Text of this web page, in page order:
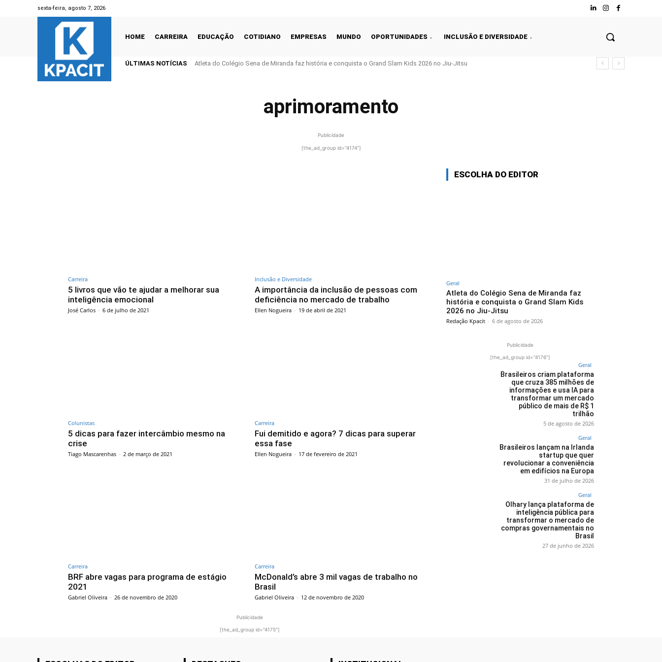
sexta-feira, agosto 7, 2026
HOME CARREIRA EDUCAÇÃO COTIDIANO EMPRESAS MUNDO OPORTUNIDADES INCLUSÃO E DIVERSIDADE
ÚLTIMAS NOTÍCIAS Atleta do Colégio Sena de Miranda faz história e conquista o Grand Slam Kids 2026 no Jiu-Jitsu
aprimoramento
Publicidade
[the_ad_group id="4174"]
Carreira
5 livros que vão te ajudar a melhorar sua
inteligência emocional
José Carlos - 6 de julho de 2021
Inclusão e Diversidade
A importância da inclusão de pessoas com
deficiência no mercado de trabalho
Ellen Nogueira - 19 de abril de 2021
Colunistas
5 dicas para fazer intercâmbio mesmo na
crise
Tiago Mascarenhas - 2 de março de 2021
Carreira
Fui demitido e agora? 7 dicas para superar
essa fase
Ellen Nogueira - 17 de fevereiro de 2021
Carreira
BRF abre vagas para programa de estágio
2021
Gabriel Oliveira - 26 de novembro de 2020
Carreira
McDonald’s abre 3 mil vagas de trabalho no
Brasil
Gabriel Oliveira - 12 de novembro de 2020
Publicidade
[the_ad_group id="4175"]
ESCOLHA DO EDITOR
Geral
Atleta do Colégio Sena de Miranda faz
história e conquista o Grand Slam Kids
2026 no Jiu-Jitsu
Redação Kpacit - 6 de agosto de 2026
Publicidade
[the_ad_group id="4176"]
Geral
Brasileiros criam plataforma
que cruza 385 milhões de
informações e usa IA para
transformar um mercado
público de mais de R$ 1
trilhão
5 de agosto de 2026
Geral
Brasileiros lançam na Irlanda
startup que quer
revolucionar a conveniência
em edifícios na Europa
31 de julho de 2026
Geral
Olhary lança plataforma de
inteligência pública para
transformar o mercado de
compras governamentais no
Brasil
27 de junho de 2026